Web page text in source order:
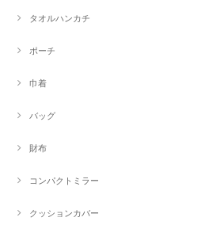
タオルハンカチ
ポーチ
巾着
バッグ
財布
コンパクトミラー
クッションカバー